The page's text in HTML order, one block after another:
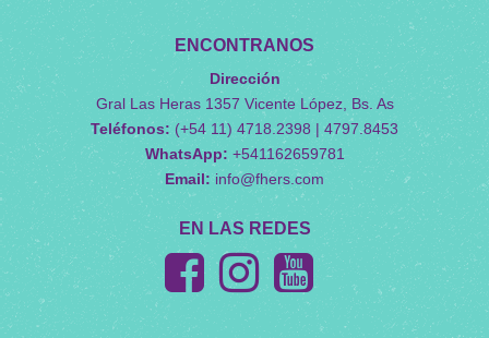
ENCONTRANOS
Dirección
Gral Las Heras 1357 Vicente López, Bs. As
Teléfonos: (+54 11) 4718.2398 | 4797.8453
WhatsApp: +541162659781
Email: info@fhers.com
EN LAS REDES